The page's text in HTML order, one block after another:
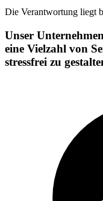
Die Verantwortung liegt
Unser
eine Vielzahl von
stressfrei zu